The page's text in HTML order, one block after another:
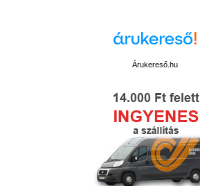
Árukereső.hu